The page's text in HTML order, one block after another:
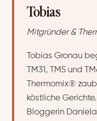
Tobias
Mitgründer &
Tobias Gronau
TM31, TM5 und
Thermomix®
köstliche
Bloggerin